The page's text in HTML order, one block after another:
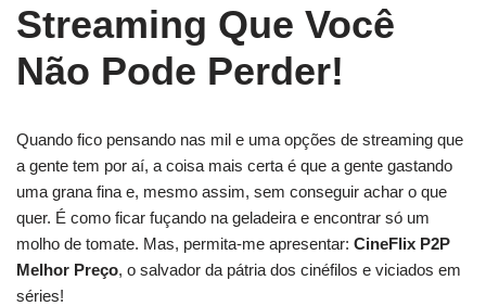
Streaming Que Você
Não Pode Perder!
Quando fico pensando nas mil e uma opções de streaming que
a gente tem por aí, a coisa mais certa é que a gente gastando
uma grana fina e, mesmo assim, sem conseguir achar o que
quer. É como ficar fuçando na geladeira e encontrar só um
molho de tomate. Mas, permita-me apresentar: CineFlix P2P
Melhor Preço, o salvador da pátria dos cinéfilos e viciados em
séries!